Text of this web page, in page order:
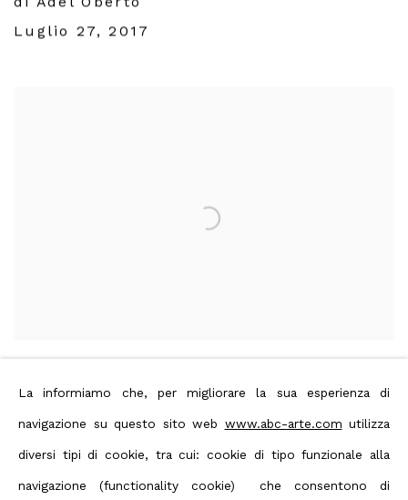
Luglio 27, 2017
pittorica del rosso
rosso, a cura di Flaminio Gualdoni
intervento critico di Dominique Stella.
La informiamo che, per migliorare la sua esperienza di
navigazione su questo sito web www.abc-arte.com utilizza
diversi tipi di cookie, tra cui: cookie di tipo funzionale alla
navigazione (functionality cookie) che consentono di